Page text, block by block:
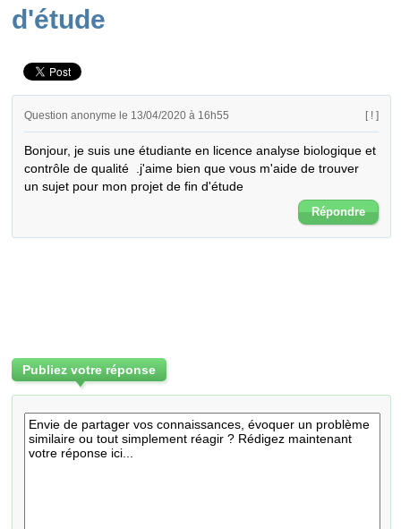
d'étude
Question anonyme le 13/04/2020 à 16h55 [ ! ]
Bonjour, je suis une étudiante en licence analyse biologique et
contrôle de qualité  .j'aime bien que vous m'aide de trouver
un sujet pour mon projet de fin d'étude
Répondre
Publiez votre réponse